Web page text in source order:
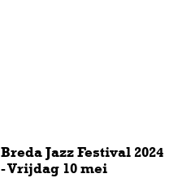
Breda Jazz Festival 2024
- Vrijdag 10 mei